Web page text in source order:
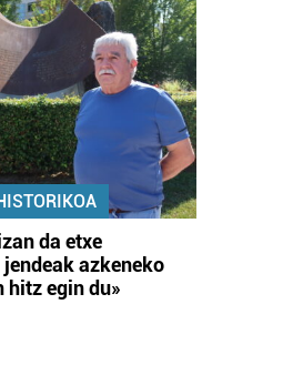
da etxe
azkeneko
hitz egin du»